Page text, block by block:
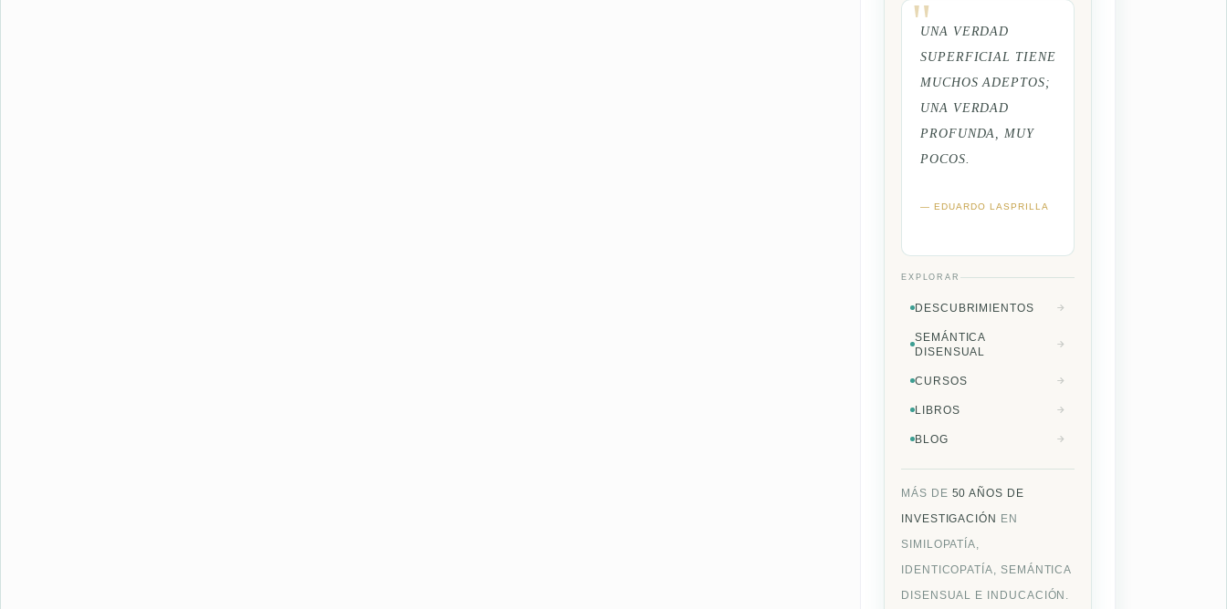
UNA VERDAD
SUPERFICIAL TIENE
MUCHOS ADEPTOS;
UNA VERDAD
PROFUNDA, MUY
POCOS.
— EDUARDO LASPRILLA
EXPLORAR
DESCUBRIMIENTOS
SEMÁNTICA
DISENSUAL
CURSOS
LIBROS
BLOG
MÁS DE 50 AÑOS DE
INVESTIGACIÓN EN
SIMILOPATÍA,
IDENTICOPATÍA, SEMÁNTICA
DISENSUAL E INDUCACIÓN.